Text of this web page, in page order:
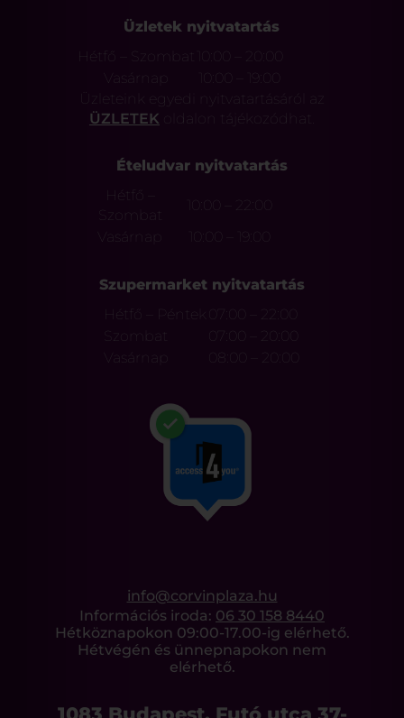
Üzletek nyitvatartás
Hétfő – Szombat
10:00 – 20:00
Vasárnap
Üzleteink egyedi nyitvatartásáról az
ÜZLETEK oldalon tájékozódhat.
Ételudvar nyitvatartás
Hétfő –
Szombat
10:00 – 22:00
Vasárnap
Szupermarket nyitvatartás
Hétfő – Péntek
07:00 – 22:00
Szombat
07:00 – 20:00
Vasárnap
08:00 – 20:00
info@corvinplaza.hu
Információs iroda: 06 30 158 8440
Hétköznapokon 09:00-17.00-ig elérhető.
Hétvégén és ünnepnapokon nem
elérhető.